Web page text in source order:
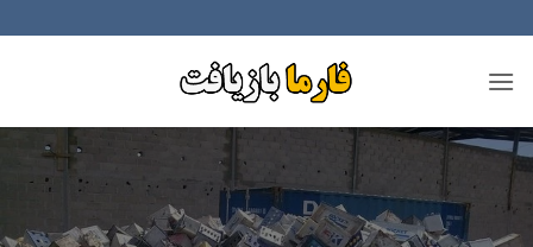
to
content